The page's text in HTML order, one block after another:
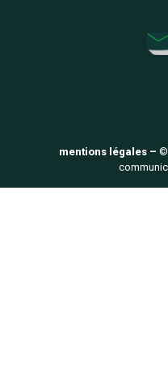
mentions légales – ©